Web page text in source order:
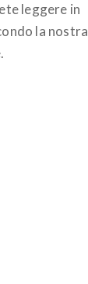
leggere in
la nostra